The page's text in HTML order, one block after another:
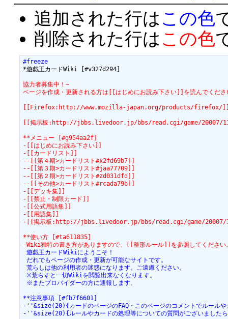
追加された行は この色
削除された行は この色
#freeze
協力者募集中！~
ページを作成・更新される方は[[はじめにお読み下さい]]を読んでくださ
[[Firefox:http://www.mozilla-japan.org/products/firefox/]]を
[[掲示板:http://jbbs.livedoor.jp/bbs/read.cgi/game/20007/
**メニュー [#g954aa2f]
-[[はじめにお読み下さい]]
-[[カードリスト]]
--[[第４期>カードリスト#x2fd69b7]]
--[[第３期>カードリスト#jaa77709]]
--[[第２期>カードリスト#zd031dfd]]
--[[その他>カードリスト#rcada79b]]
-[[デッキ集]]
-[[禁止・制限カード]]
-[[公式用語集]]
-[[用語集]]
-[[掲示板:http://jbbs.livedoor.jp/bbs/read.cgi/game/20007/
**使い方 [#ta611835]
-Wiki独特の書き方がありますので、[[整形ルール]]を参照してください
遊戯王カードWikiにようこそ！
だれでもページの作成・更新が可能なサイトです。
荒らしは他の利用者の迷惑になります。ご遠慮ください。
※荒らすと一切Wikiを閲覧出来なくなります。
※またプロバイダーの方に通報します。
**注意事項 [#fb7f6601]
-''&size(20){カードのページのFAQ・このページのコメントでルール
-''&size(20){ルールやカードの処理等についての質問がござい